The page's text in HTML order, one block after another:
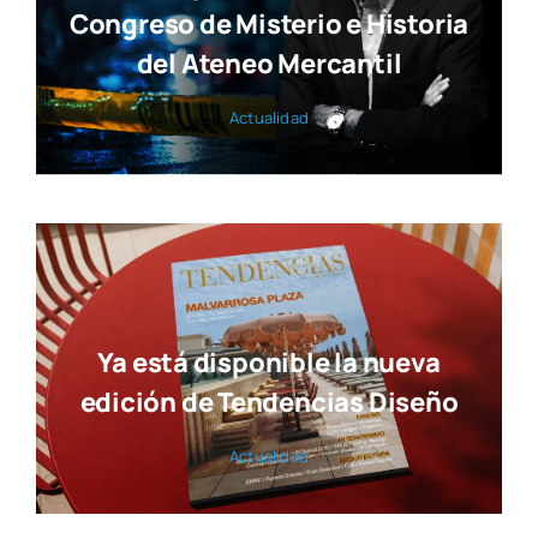
Congreso de Misterio e Historia
del Ateneo Mercantil
Actua­li­dad
Ya está disponible la nueva
edición de Tendencias Diseño
Actua­li­dad